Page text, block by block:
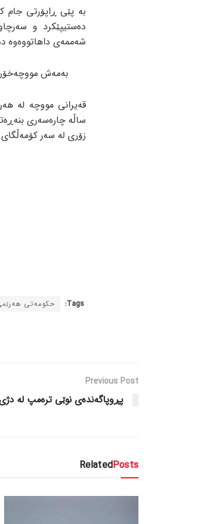
دەستیپێکرد و
شەممەی داهاتووەوە دەیەوێت
بەمەش
ساڵە چارەسەری
زۆری لە سەر
Tags: حکومەتی
Previous Post
پڕوپاگەندەی نوێی ترەمپ لە
RelatedPosts